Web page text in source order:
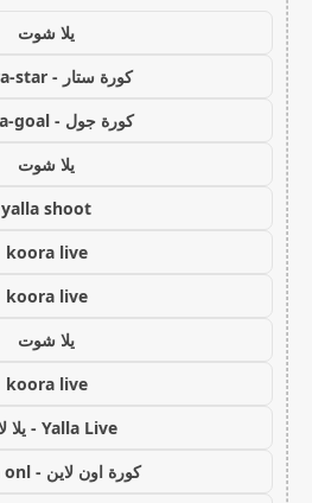
يلا شوت
كورة ستار - koora-star
كورة جول - koora-goal
يلا شوت
yalla shoot
koora live
koora live
يلا شوت
koora live
Yalla Live - يلا لايف
كورة اون لاين - koora onl